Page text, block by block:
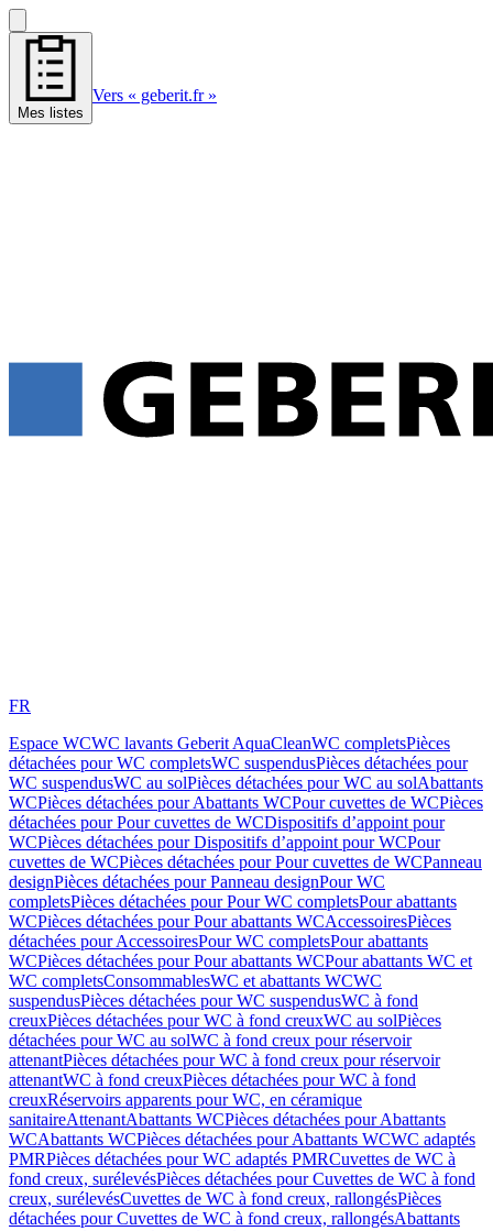
Mes listes
Vers « geberit.fr »
FR
Espace WCWC lavants Geberit AquaCleanWC completsPièces
détachées pour WC completsWC suspendusPièces détachées pour
WC suspendusWC au solPièces détachées pour WC au solAbattants
WCPièces détachées pour Abattants WCPour cuvettes de WCPièces
détachées pour Pour cuvettes de WCDispositifs d’appoint pour
WCPièces détachées pour Dispositifs d’appoint pour WCPour
cuvettes de WCPièces détachées pour Pour cuvettes de WCPanneau
designPièces détachées pour Panneau designPour WC
completsPièces détachées pour Pour WC completsPour abattants
WCPièces détachées pour Pour abattants WCAccessoiresPièces
détachées pour AccessoiresPour WC completsPour abattants
WCPièces détachées pour Pour abattants WCPour abattants WC et
WC completsConsommablesWC et abattants WCWC
suspendusPièces détachées pour WC suspendusWC à fond
creuxPièces détachées pour WC à fond creuxWC au solPièces
détachées pour WC au solWC à fond creux pour réservoir
attenantPièces détachées pour WC à fond creux pour réservoir
attenantWC à fond creuxPièces détachées pour WC à fond
creuxRéservoirs apparents pour WC, en céramique
sanitaireAttenantAbattants WCPièces détachées pour Abattants
WCAbattants WCPièces détachées pour Abattants WCWC adaptés
PMRPièces détachées pour WC adaptés PMRCuvettes de WC à
fond creux, surélevésPièces détachées pour Cuvettes de WC à fond
creux, surélevésCuvettes de WC à fond creux, rallongésPièces
détachées pour Cuvettes de WC à fond creux, rallongésAbattants